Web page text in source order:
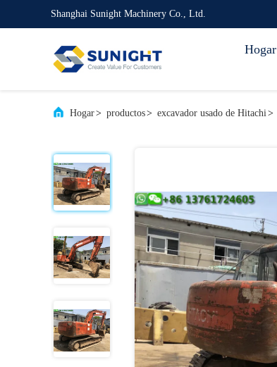
Shanghai Sunight Machinery Co., Ltd.
Hogar
Hogar> productos> excavador usado de Hitachi>